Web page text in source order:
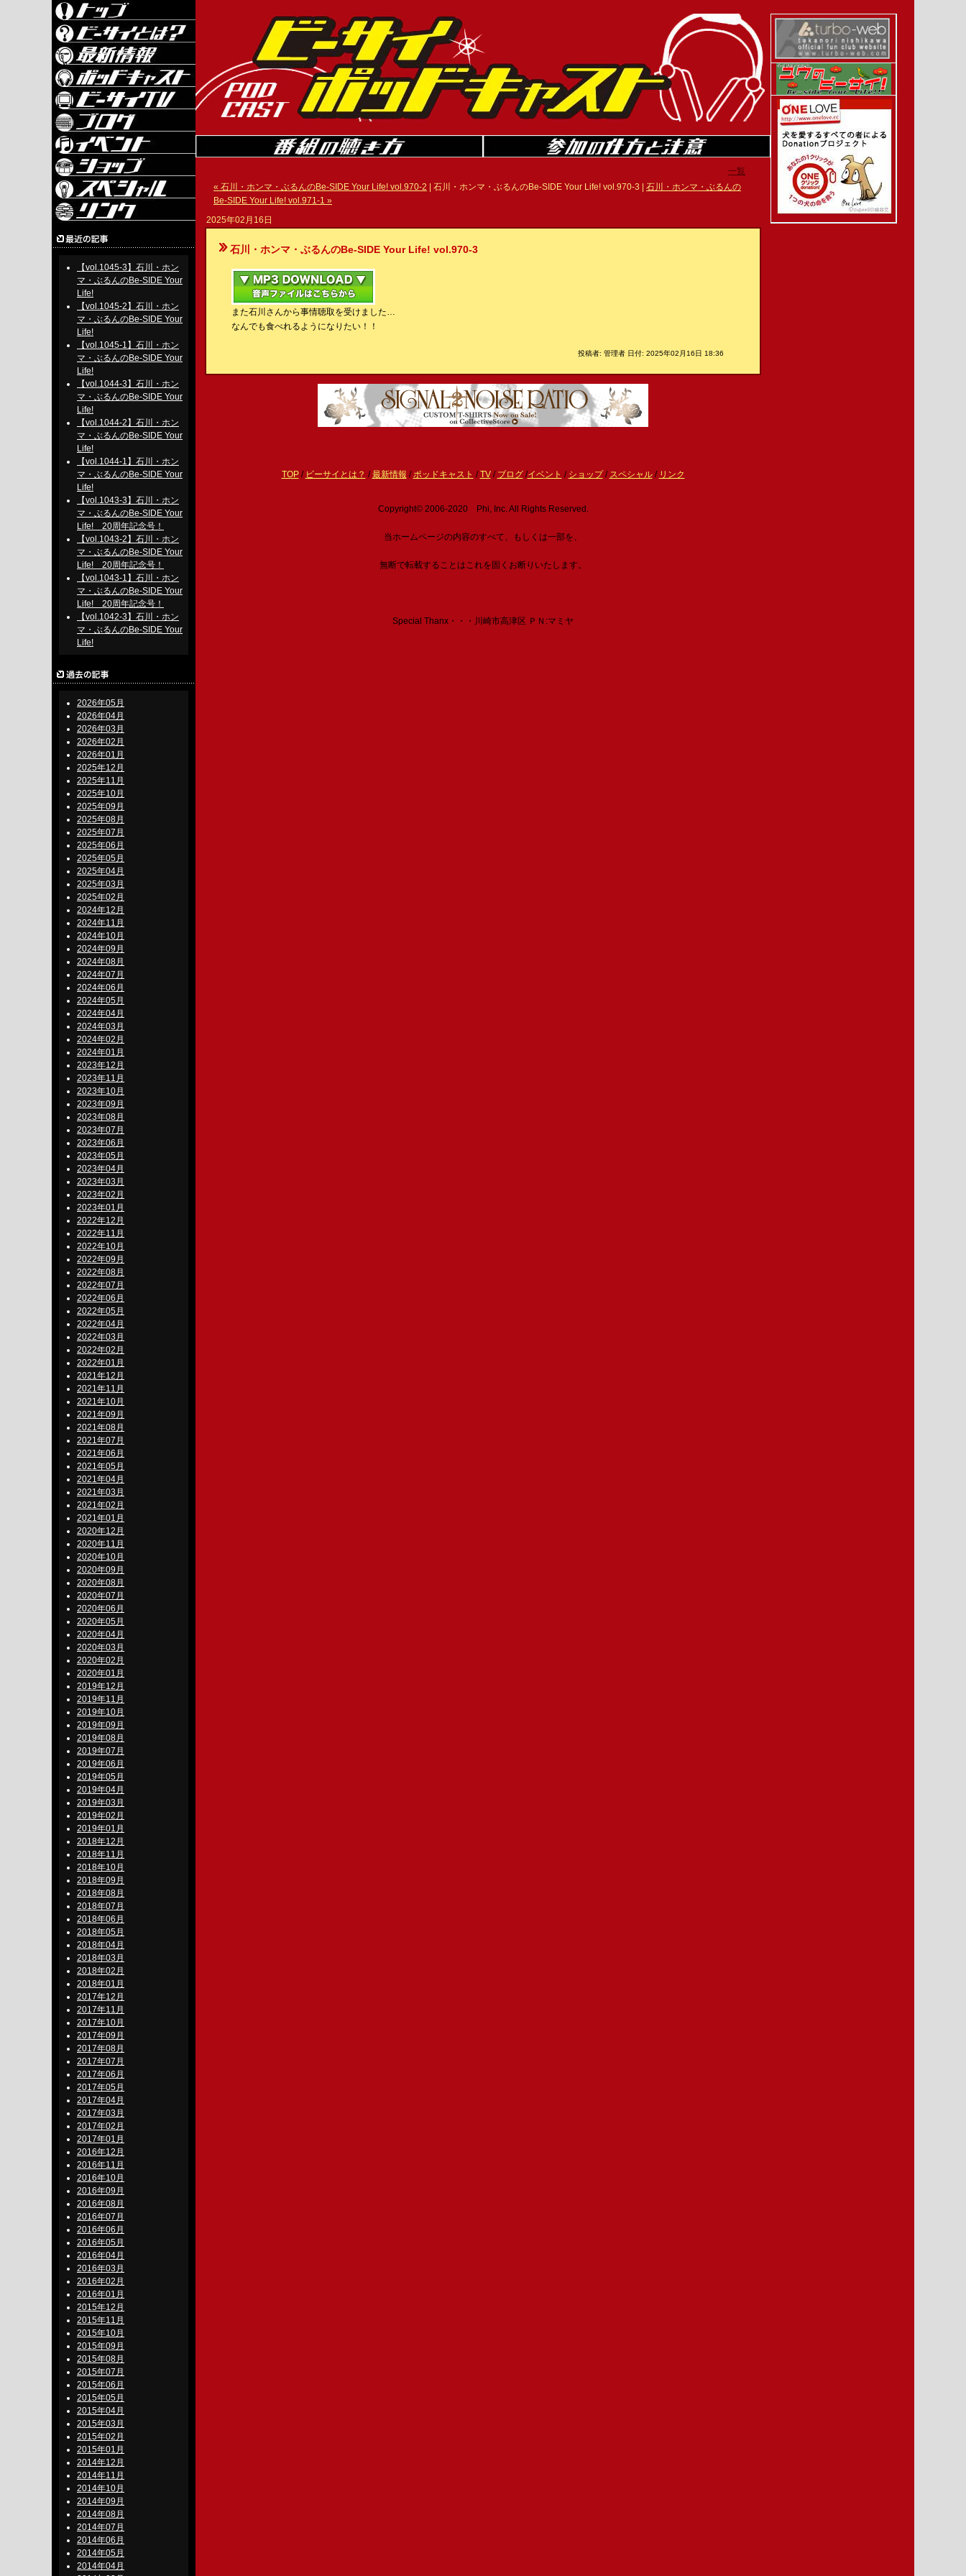
【vol.1045-3】石川・ホン
マ・ぶるんのBe-SIDE Your
Life!
【vol.1045-2】石川・ホン
マ・ぶるんのBe-SIDE Your
Life!
【vol.1045-1】石川・ホン
マ・ぶるんのBe-SIDE Your
Life!
【vol.1044-3】石川・ホン
マ・ぶるんのBe-SIDE Your
Life!
【vol.1044-2】石川・ホン
マ・ぶるんのBe-SIDE Your
Life!
【vol.1044-1】石川・ホン
マ・ぶるんのBe-SIDE Your
Life!
【vol.1043-3】石川・ホン
マ・ぶるんのBe-SIDE Your
Life! 20周年記念号！
【vol.1043-2】石川・ホン
マ・ぶるんのBe-SIDE Your
Life! 20周年記念号！
【vol.1043-1】石川・ホン
マ・ぶるんのBe-SIDE Your
Life! 20周年記念号！
【vol.1042-3】石川・ホン
マ・ぶるんのBe-SIDE Your
Life!
2026年05月
2026年04月
2026年03月
2026年02月
2026年01月
2025年12月
2025年11月
2025年10月
2025年09月
2025年08月
2025年07月
2025年06月
2025年05月
2025年04月
2025年03月
2025年02月
2024年12月
2024年11月
2024年10月
2024年09月
2024年08月
2024年07月
2024年06月
2024年05月
2024年04月
2024年03月
2024年02月
2024年01月
2023年12月
2023年11月
2023年10月
2023年09月
2023年08月
2023年07月
2023年06月
2023年05月
2023年04月
2023年03月
2023年02月
2023年01月
2022年12月
2022年11月
2022年10月
2022年09月
2022年08月
2022年07月
2022年06月
2022年05月
2022年04月
2022年03月
2022年02月
2022年01月
2021年12月
2021年11月
2021年10月
2021年09月
2021年08月
2021年07月
2021年06月
2021年05月
2021年04月
2021年03月
2021年02月
2021年01月
2020年12月
2020年11月
2020年10月
2020年09月
2020年08月
2020年07月
2020年06月
2020年05月
2020年04月
2020年03月
2020年02月
2020年01月
2019年12月
2019年11月
2019年10月
2019年09月
2019年08月
2019年07月
2019年06月
2019年05月
2019年04月
2019年03月
2019年02月
2019年01月
2018年12月
2018年11月
2018年10月
2018年09月
2018年08月
2018年07月
2018年06月
2018年05月
2018年04月
2018年03月
2018年02月
2018年01月
2017年12月
2017年11月
2017年10月
2017年09月
2017年08月
2017年07月
2017年06月
2017年05月
2017年04月
2017年03月
2017年02月
2017年01月
2016年12月
2016年11月
2016年10月
2016年09月
2016年08月
2016年07月
2016年06月
2016年05月
2016年04月
2016年03月
2016年02月
2016年01月
2015年12月
2015年11月
2015年10月
2015年09月
2015年08月
2015年07月
2015年06月
2015年05月
2015年04月
2015年03月
2015年02月
2015年01月
2014年12月
2014年11月
2014年10月
2014年09月
2014年08月
2014年07月
2014年06月
2014年05月
2014年04月
一覧
« 石川・ホンマ・ぶるんのBe-SIDE Your Life! vol.970-2 | 石川・ホンマ・ぶるんのBe-SIDE Your Life! vol.970-3 | 石川・ホンマ・ぶるんの
Be-SIDE Your Life! vol.971-1 »
2025年02月16日
石川・ホンマ・ぶるんのBe-SIDE Your Life! vol.970-3
また石川さんから事情聴取を受けました…
なんでも食べれるようになりたい！！
投稿者: 管理者 日付: 2025年02月16日 18:36
TOP/ ビーサイとは？ /最新情報 /ポッドキャスト /TV/ ブログ/イベント / ショップ/ スペシャル/ リンク
Copyright© 2006-2020 Phi, Inc. All Rights Reserved.
当ホームページの内容のすべて、もしくは一部を、
無断で転載することはこれを固くお断りいたします。
Special Thanx・・・川崎市高津区 ＰＮ:マミヤ